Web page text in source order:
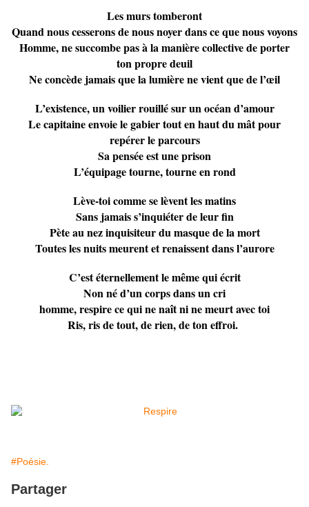
Les murs tomberont
Quand nous cesserons de nous noyer dans ce que nous voyons
Homme, ne succombe pas à la manière collective de porter
ton propre deuil
Ne concède jamais que la lumière ne vient que de l’œil
L’existence, un voilier rouillé sur un océan d’amour
Le capitaine envoie le gabier tout en haut du mât pour
repérer le parcours
Sa pensée est une prison
L’équipage tourne, tourne en rond
Lève-toi comme se lèvent les matins
Sans jamais s’inquiéter de leur fin
Pète au nez inquisiteur du masque de la mort
Toutes les nuits meurent et renaissent dans l’aurore
C’est éternellement le même qui écrit
Non né d’un corps dans un cri
homme, respire ce qui ne naît ni ne meurt avec toi
Ris, ris de tout, de rien, de ton effroi.
#Poésie.
Partager